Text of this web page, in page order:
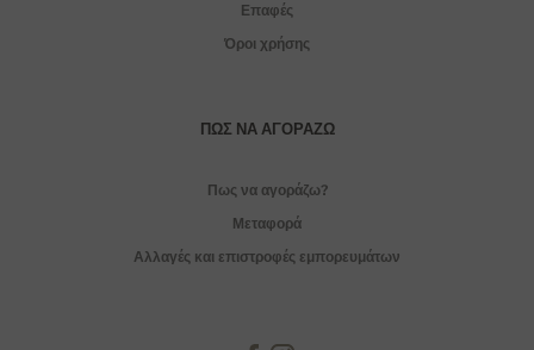
Επαφές
Όροι χρήσης
ΠΏΣ ΝΑ ΑΓΟΡΆΖΩ
Πως να αγοράζω?
Μεταφορά
Αλλαγές και επιστροφές εμπορευμάτων